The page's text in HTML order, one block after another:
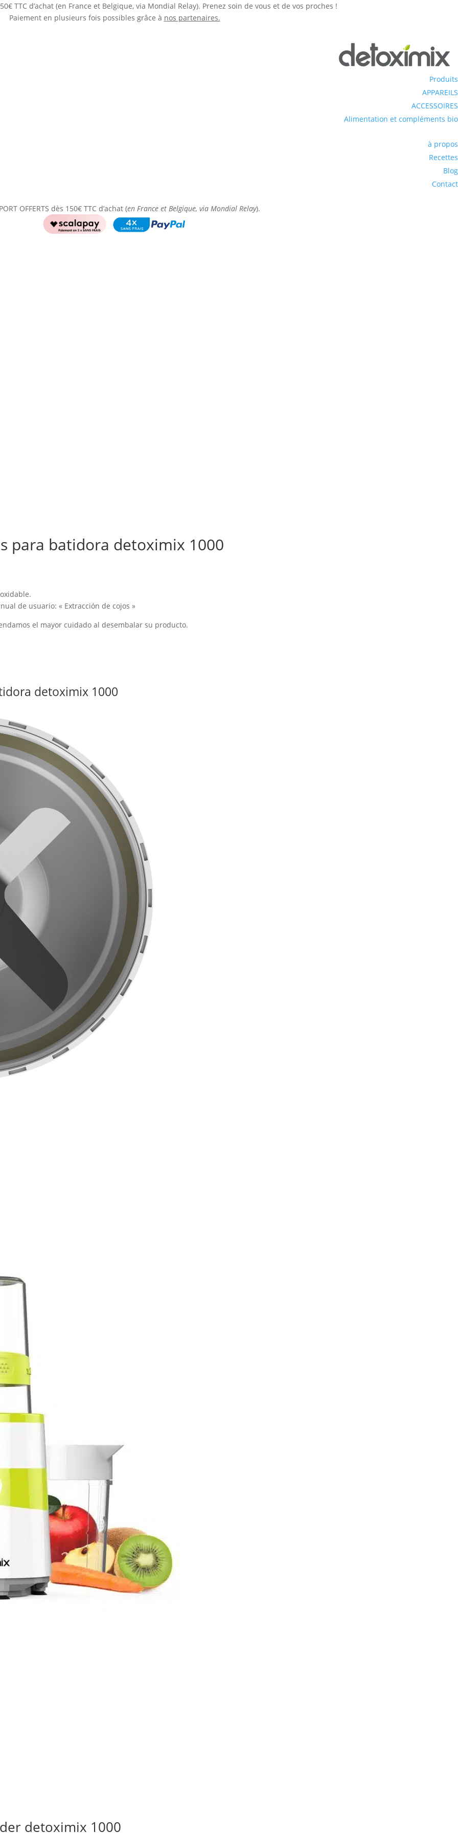
TTC d’achat (en France et Belgique, via Mondial Relay). Prenez soin de vous et de vos proches !
Paiement en plusieurs fois possibles grâce à nos partenaires.
Produits
APPAREILS
ACCESSOIRES
Alimentation et compléments bio
à propos
Recettes
Blog
Contact
OFFERTS dès 150€ TTC d’achat (en France et Belgique, via Mondial Relay).
para batidora detoximix 1000
de usuario: « Extracción de cojos »
el mayor cuidado al desembalar su producto.
detoximix 1000
detoximix 1000